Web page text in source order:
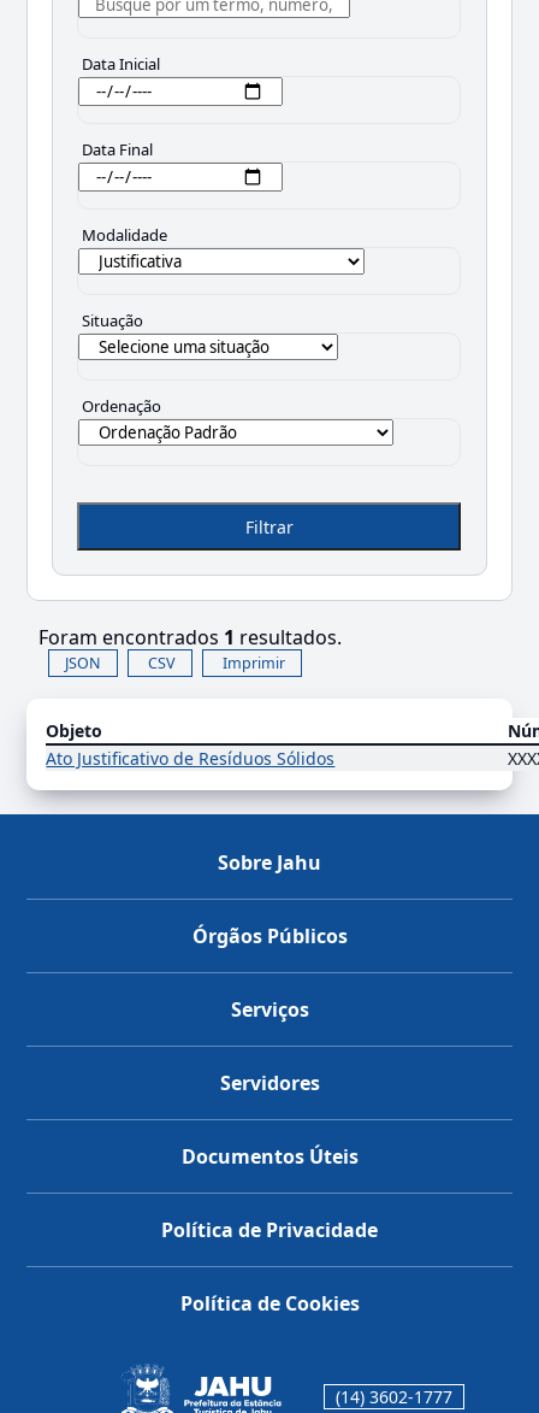
Data Inicial
Data Final
Modalidade
Situação
Ordenação
Filtrar
Foram encontrados 1 resultados.
JSON CSV Imprimir
Objeto
Ato Justificativo de Resíduos Sólidos
Sobre Jahu
Órgãos Públicos
Serviços
Servidores
Documentos Úteis
Política de Privacidade
Política de Cookies
(14) 3602-1777